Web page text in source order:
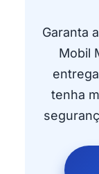
Garanta
Mobil
tenha